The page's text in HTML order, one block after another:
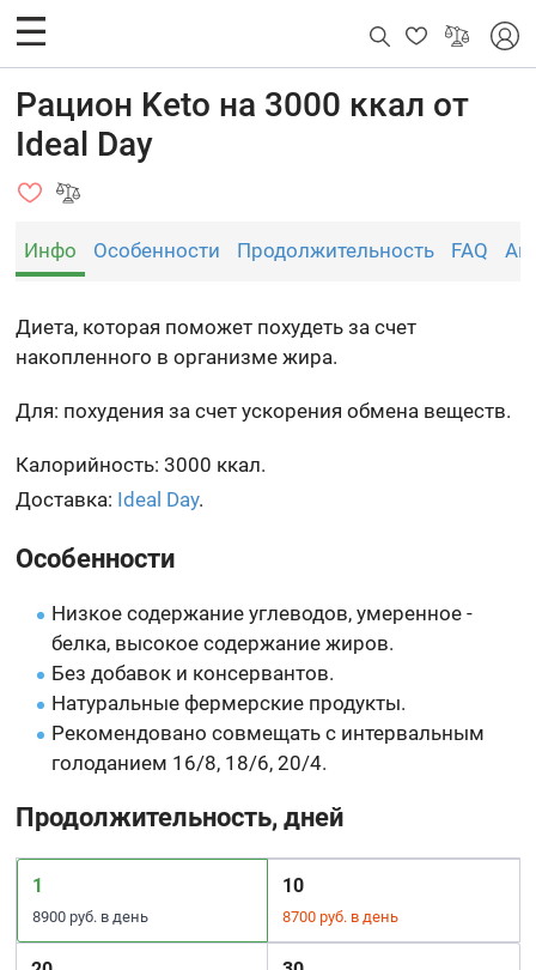
Рацион Keto на 3000 ккал от
Ideal Day
Инфо Особенности Продолжительность FAQ
Диета, которая поможет похудеть за счет
накопленного в организме жира.
Для: похудения за счет ускорения обмена веществ.
Калорийность: 3000 ккал.
Доставка: Ideal Day.
Особенности
Низкое содержание углеводов, умеренное -
белка, высокое содержание жиров.
Без добавок и консервантов.
Натуральные фермерские продукты.
Рекомендовано совмещать с интервальным
голоданием 16/8, 18/6, 20/4.
Продолжительность, дней
1
8900 руб. в день
10
8700 руб. в день